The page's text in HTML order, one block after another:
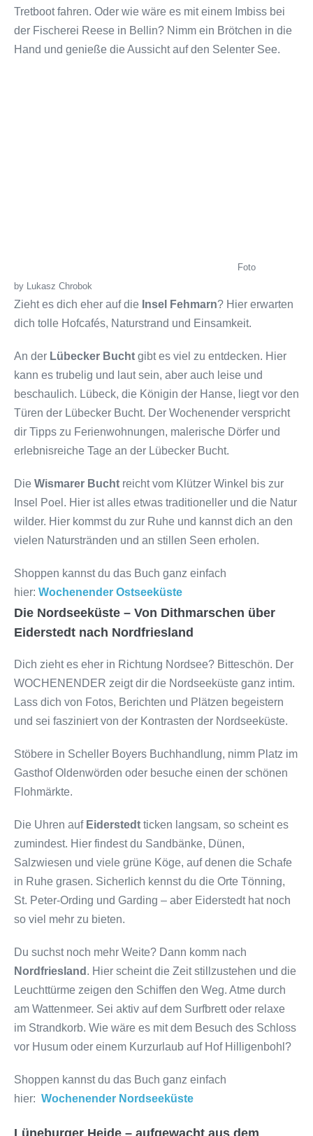
Tretboot fahren. Oder wie wäre es mit einem Imbiss bei
der Fischerei Reese in Bellin? Nimm ein Brötchen in die
Hand und genieße die Aussicht auf den Selenter See.
Foto
by Lukasz Chrobok
Zieht es dich eher auf die Insel Fehmarn? Hier erwarten
dich tolle Hofcafés, Naturstrand und Einsamkeit.
An der Lübecker Bucht gibt es viel zu entdecken. Hier
kann es trubelig und laut sein, aber auch leise und
beschaulich. Lübeck, die Königin der Hanse, liegt vor den
Türen der Lübecker Bucht. Der Wochenender verspricht
dir Tipps zu Ferienwohnungen, malerische Dörfer und
erlebnisreiche Tage an der Lübecker Bucht.
Die Wismarer Bucht reicht vom Klützer Winkel bis zur
Insel Poel. Hier ist alles etwas traditioneller und die Natur
wilder. Hier kommst du zur Ruhe und kannst dich an den
vielen Naturstränden und an stillen Seen erholen.
Shoppen kannst du das Buch ganz einfach
hier: Wochenender Ostseeküste
Die Nordseeküste – Von Dithmarschen über
Eiderstedt nach Nordfriesland
Dich zieht es eher in Richtung Nordsee? Bitteschön. Der
WOCHENENDER zeigt dir die Nordseeküste ganz intim.
Lass dich von Fotos, Berichten und Plätzen begeistern
und sei fasziniert von der Kontrasten der Nordseeküste.
Stöbere in Scheller Boyers Buchhandlung, nimm Platz im
Gasthof Oldenwörden oder besuche einen der schönen
Flohmärkte.
Die Uhren auf Eiderstedt ticken langsam, so scheint es
zumindest. Hier findest du Sandbänke, Dünen,
Salzwiesen und viele grüne Köge, auf denen die Schafe
in Ruhe grasen. Sicherlich kennst du die Orte Tönning,
St. Peter-Ording und Garding – aber Eiderstedt hat noch
so viel mehr zu bieten.
Du suchst noch mehr Weite? Dann komm nach
Nordfriesland . Hier scheint die Zeit stillzustehen und die
Leuchttürme zeigen den Schiffen den Weg. Atme durch
am Wattenmeer. Sei aktiv auf dem Surfbrett oder relaxe
im Strandkorb. Wie wäre es mit dem Besuch des Schloss
vor Husum oder einem Kurzurlaub auf Hof Hilligenbohl?
Shoppen kannst du das Buch ganz einfach
hier: Wochenender Nordseeküste